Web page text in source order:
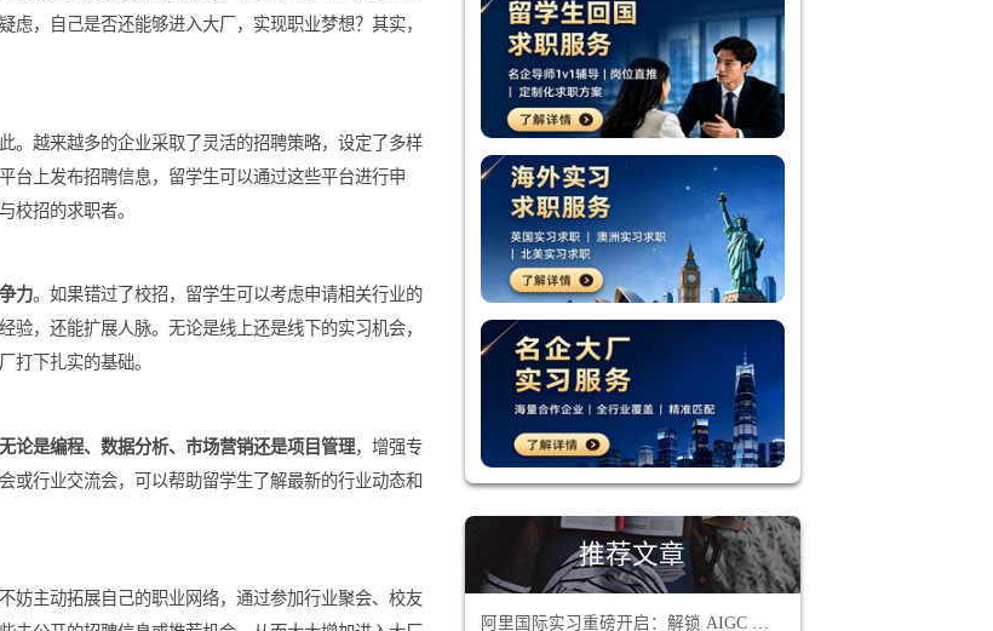
是找到心仪工作的最佳途径。然而，许多人由于种种原因，错
产生疑虑，自己是否还能够进入大厂，实现职业梦想？其实，
限于此。越来越多的企业采取了灵活的招聘策略，设定了多样
大职业平台上发布招聘信息，留学生可以通过这些平台进行申
能参与校招的求职者。
提升竞争力。如果错过了校招，留学生可以考虑申请相关行业的
专业经验，还能扩展人脉。无论是线上还是线下的实习机会，
进入大厂打下扎实的基础。
升。 无论是编程、数据分析、市场营销还是项目管理，增强专
研讨会或行业交流会，可以帮助留学生了解最新的行业动态和